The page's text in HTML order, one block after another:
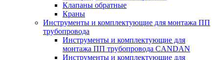
Клапаны обратные
Краны
Инструменты и комплектующие для монтажа ПП
трубопровода
Инструменты и комплектующие для
монтажа ПП трубопровода CANDAN
Инструменты и комплектующие для